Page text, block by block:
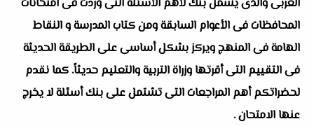
العربى والذى يشمل بنك لأهم الأسئلة التى وردت فى امتحانات
المحافظات فى الأعوام السابقة ومن كتاب المدرسة و النقاط
الهامة فى المنهج ويركز بشكل أساسى على الطريقة الحديثة
فى التقييم التى أقرتها وزراة التربية والتعليم حديثاً. كما نقدم
لحضراتكم أهم المراجعات التى تشتمل على بنك أسئلة لا يخرج
عنها الامتحان .